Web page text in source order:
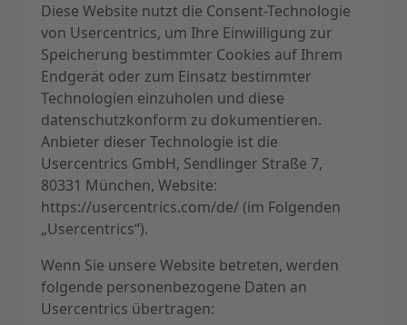
Diese Website nutzt die Consent-Technologie
von Usercentrics, um Ihre Einwilligung zur
Speicherung bestimmter Cookies auf Ihrem
Endgerät oder zum Einsatz bestimmter
Technologien einzuholen und diese
datenschutzkonform zu dokumentieren.
Anbieter dieser Technologie ist die
Usercentrics GmbH, Sendlinger Straße 7,
80331 München, Website:
https://usercentrics.com/de/ (im Folgenden
„Usercentrics“).
Wenn Sie unsere Website betreten, werden
folgende personenbezogene Daten an
Usercentrics übertragen: